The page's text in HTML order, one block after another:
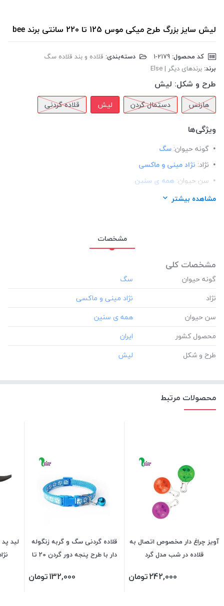
لیش سایز بزرگ طرح میکی موس 125 تا 220 سانتی برند bee
کد محصول: دسته‌بندی: قلاده و بند قلاده سگ
برند: برندهای دیگر | Else
طرح و شکل: لیش
هارنس دستمال گردن لیش قلاده گردنی
ویژگی‌ها
گونه حیوان: سگ
نژاد: نژاد مینی و ماکسی
سن حیوان: همه ی سنین
محصول کشور:ایران مشاهده بیشتر
مشخصات
مشخصات کلی
گونه حیوان
نژاد
سن حیوان
محصول کشور
طرح و شکل
محصولات مرتبط
آویز چراغ دار مخصوص اتصال به
قلاده در شب مدل گرد
242,000تومان
قلاده گردنی سگ و گربه زنگوله
دار با طرح پنجه دور گردن 20 تا
132,000تومان
لید